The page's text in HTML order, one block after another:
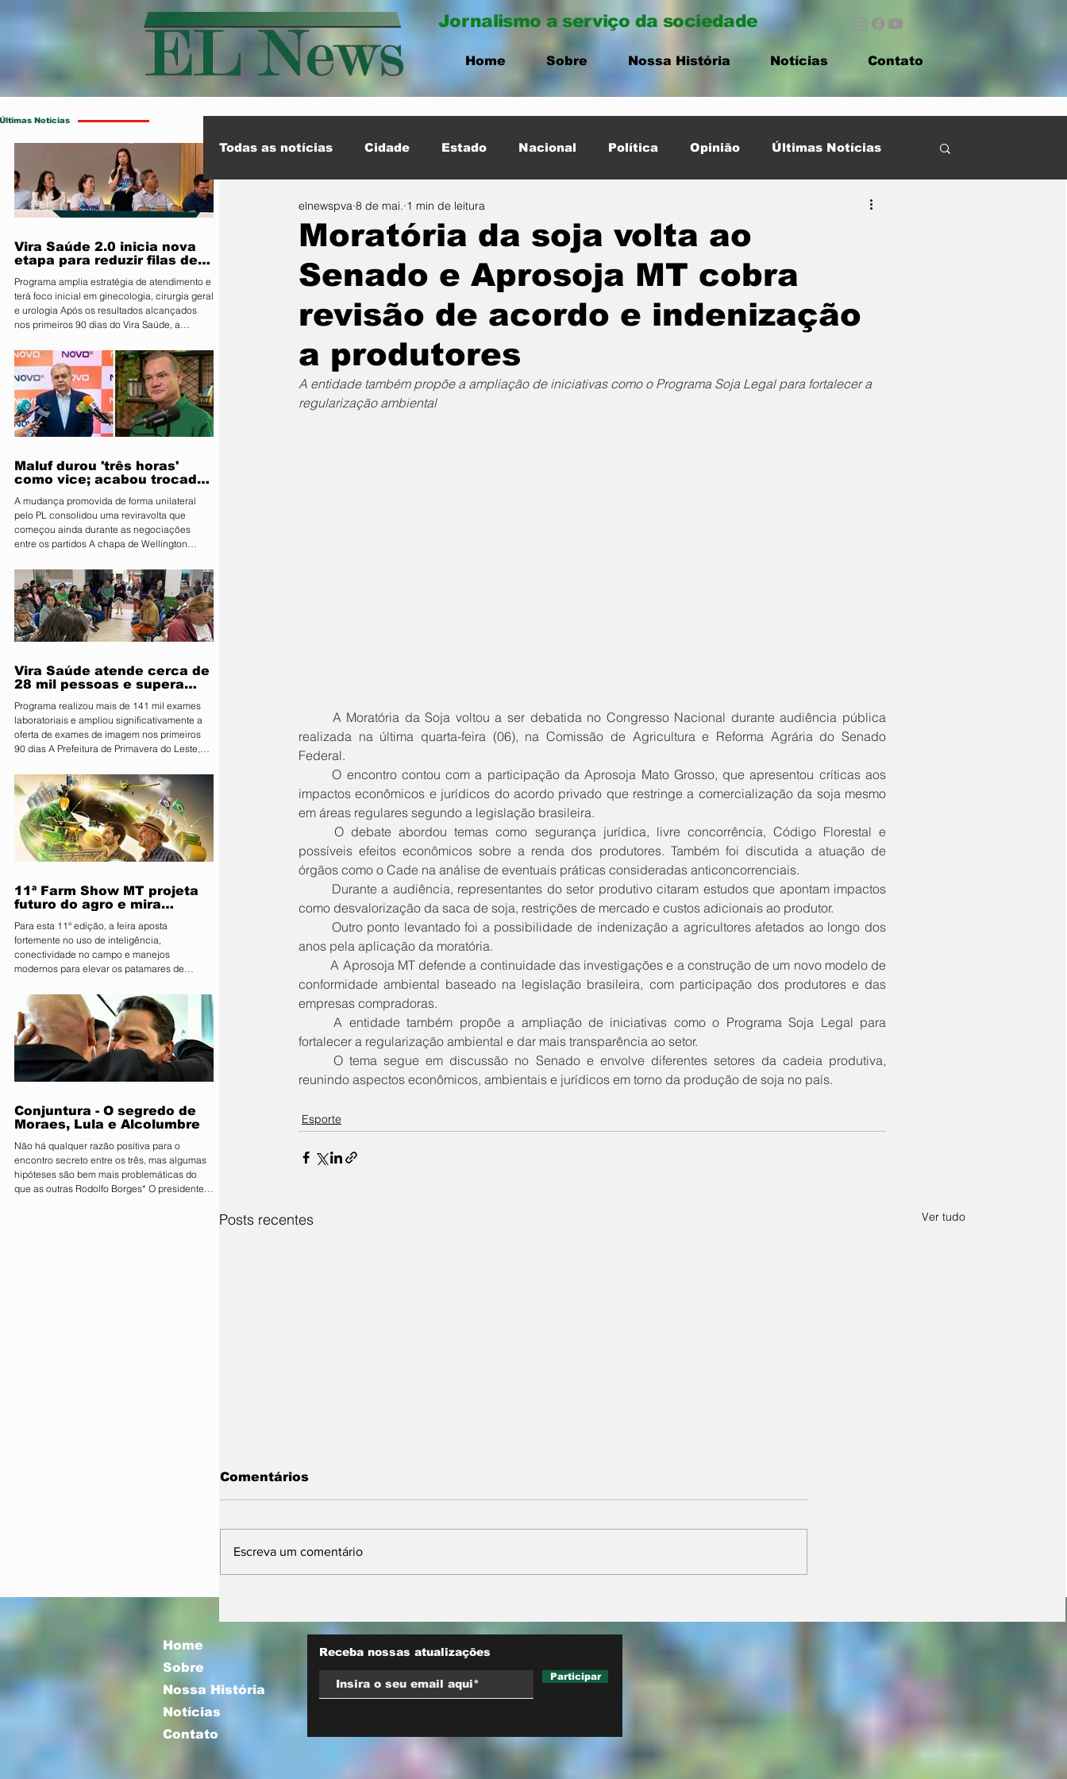
Jornalismo a serviço da sociedade
Home Sobre Nossa História Notícias Contato
Últimas Notícias
Vira Saúde 2.0 inicia nova
etapa para reduzir filas de
Programa amplia estratégia de atendimento e
terá foco inicial em ginecologia, cirurgia geral
e urologia Após os resultados alcançados
nos primeiros 90 dias do Vira Saúde, a
Secretaria Municipal de Saúde, anunciou
uma nova etapa do programa: o Vira Saúde
2.0. A nova fase terá como principal objetivo
reduzir e eliminar filas de cirurgias eletivas
em três áreas prioritárias: ginecologia,
cirurgia geral e urologia. Os atendimentos
Maluf durou 'três horas'
como vice; acabou trocado
A mudança promovida de forma unilateral
pelo PL consolidou uma reviravolta que
começou ainda durante as negociações
entre os partidos A chapa de Wellington
diferentes para a vice em um intervalo de
pouco mais de três horas na noite de quinta-
feira (6). O Partido Novo, entidade coligada
com o PL, registrou às 19h37 uma ata com
Marcelo Maluf (Novo) na vaga. No entanto, às
22h55, o PL apresentou uma nova
Vira Saúde atende cerca de
28 mil pessoas e supera
laboratoriais em Primavera
Programa realizou mais de 141 mil exames
laboratoriais e ampliou significativamente a
oferta de exames de imagem nos primeiros
90 dias A Prefeitura de Primavera do Leste,
apresentou nesta sexta-feira (07) os
resultados dos primeiros 90 dias do programa
Vira Saúde. Ao todo, aproximadamente 28 mil
pessoas foram beneficiadas pelas ações
realizadas no período. Durante os primeiros
três meses, foram realizados 141.574 exames
laboratoria
11ª Farm Show MT projeta
futuro do agro e mira
sociedade
Para esta 11ª edição, a feira aposta
fortemente no uso de inteligência,
conectividade no campo e manejos
modernos para elevar os patamares de
Primavera do Leste deu o pontapé inicial para
uma das maiores vitrines tecnológicas do
Centro-Oeste. A organização lançou
oficialmente a 11ª edição da Farm Show MT.
Consolidada como um ambiente de negócios
que movimenta quantias milionárias, a feira
traz como principal bandeira o lema
Conjuntura - O segredo de
Moraes, Lula e Alcolumbre
Não há qualquer razão positiva para o
encontro secreto entre os três, mas algumas
hipóteses são bem mais problemáticas do
que as outras Rodolfo Borges* O presidente
Todas as notícias Cidade Estado Nacional Política Opinião Últimas Notícias
Esporte Internacional Destaque Cidade
Moratória da soja volta ao
Senado e Aprosoja MT cobra
revisão de acordo e indenização
a produtores
elnewspva 8 de mai. 1 min de leitura
A entidade também propõe a ampliação de iniciativas como o Programa Soja Legal para fortalecer a
regularização ambiental
realizada na última quarta-feira (06), na Comissão de Agricultura e Reforma Agrária do Senado
Federal.
	O encontro contou com a participação da Aprosoja Mato Grosso, que apresentou críticas aos
impactos econômicos e jurídicos do acordo privado que restringe a comercialização da soja mesmo
em áreas regulares segundo a legislação brasileira.
	O debate abordou temas como segurança jurídica, livre concorrência, Código Florestal e
possíveis efeitos econômicos sobre a renda dos produtores. Também foi discutida a atuação de
órgãos como o Cade na análise de eventuais práticas consideradas anticoncorrenciais.
como desvalorização da saca de soja, restrições de mercado e custos adicionais ao produtor.
anos pela aplicação da moratória.
	A Aprosoja MT defende a continuidade das investigações e a construção de um novo modelo de
conformidade ambiental baseado na legislação brasileira, com participação dos produtores e das
empresas compradoras.
	A entidade também propõe a ampliação de iniciativas como o Programa Soja Legal para
fortalecer a regularização ambiental e dar mais transparência ao setor.
	O tema segue em discussão no Senado e envolve diferentes setores da cadeia produtiva,
reunindo aspectos econômicos, ambientais e jurídicos em torno da produção de soja no país.
Esporte
Posts recentes Ver tudo
no campo e exige
planejamento
antecipado para safra
400% em impostos
Comentários
Escreva um comentário
Home
Sobre
Nossa História
Notícias
Contato
Receba nossas atualizações
Participar